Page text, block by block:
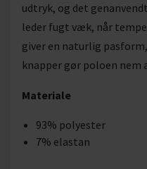
udtryk, og det
leder fugt væk, når
giver en naturlig
knapper gør poloen nem
Materiale
93% polyester
7% elastan